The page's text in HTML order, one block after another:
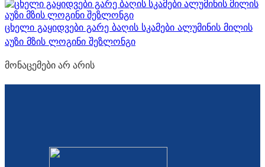
ცხელი გაყიდვები გარე ბაღის სკამები ალუმინის მილის
აუზი მზის ლოგინი შეზლონგი
მონაცემები არ არის